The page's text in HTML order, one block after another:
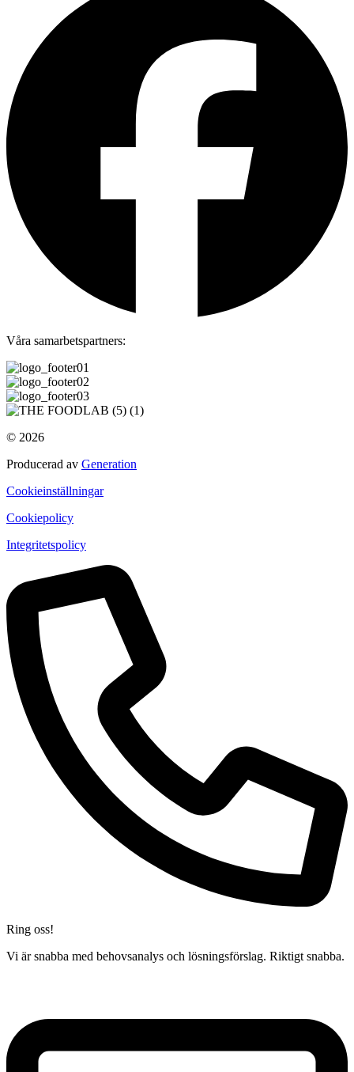
Våra samarbetspartners:
© 2026
Producerad av Generation
Cookieinställningar
Cookiepolicy
Integritetspolicy
Ring oss!
Vi är snabba med behovsanalys och lösningsförslag. Riktigt snabba.